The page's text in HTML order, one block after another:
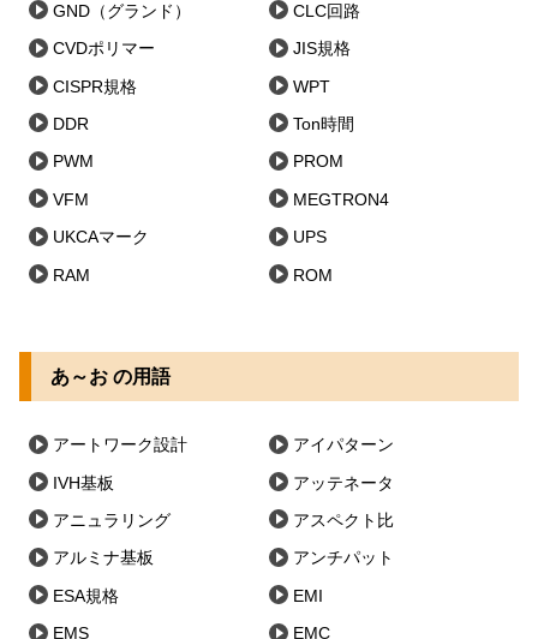
GND（グランド） CLC回路
CVDポリマー JIS規格
CISPR規格 WPT
DDR Ton時間
PWM PROM
VFM MEGTRON4
UKCAマーク UPS
RAM ROM
あ～お の用語
アートワーク設計 アイパターン
IVH基板 アッテネータ
アニュラリング アスペクト比
アルミナ基板 アンチパット
ESA規格 EMI
EMS EMC